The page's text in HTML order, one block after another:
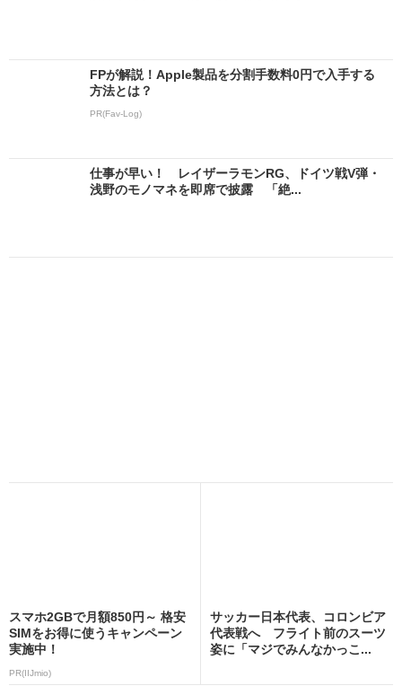
FPが解説！Apple製品を分割手数料0円で入手する
方法とは？
PR(Fav-Log)
仕事が早い！ レイザーラモンRG、ドイツ戦V弾・
浅野のモノマネを即席で披露 「絶...
スマホ2GBで月額850円～ 格安
SIMをお得に使うキャンペーン
実施中！
PR(IIJmio)
サッカー日本代表、コロンビア
代表戦へ フライト前のスーツ
姿に「マジでみんなかっこ...